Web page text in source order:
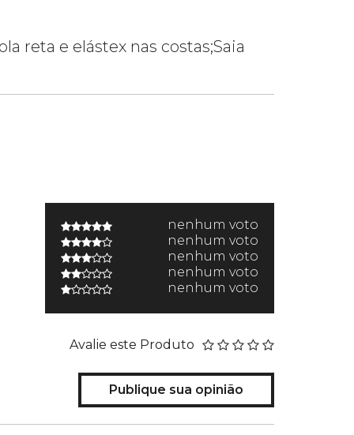
reta e elástex nas costas;Saia
nenhum voto
nenhum voto
nenhum voto
nenhum voto
nenhum voto
Avalie este Produto
Publique sua opinião